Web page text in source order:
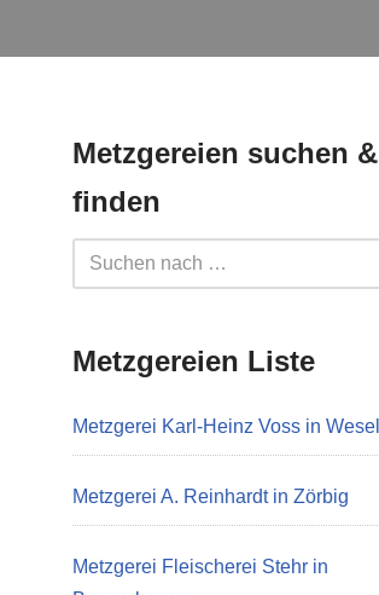
Metzgereien suchen &
finden
Metzgereien Liste
Metzgerei Karl-Heinz Voss in Wesel
Metzgerei A. Reinhardt in Zörbig
Metzgerei Fleischerei Stehr in